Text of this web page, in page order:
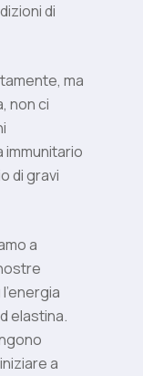
di
ma
non ci
di gravi
a
elastina.
a